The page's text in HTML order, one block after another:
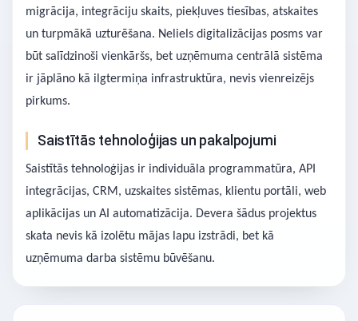
migrācija, integrāciju skaits, piekļuves tiesības, atskaites
un turpmākā uzturēšana. Neliels digitalizācijas posms var
būt salīdzinoši vienkāršs, bet uzņēmuma centrālā sistēma
ir jāplāno kā ilgtermiņa infrastruktūra, nevis vienreizējs
pirkums.
Saistītās tehnoloģijas un pakalpojumi
Saistītās tehnoloģijas ir individuāla programmatūra, API
integrācijas, CRM, uzskaites sistēmas, klientu portāli, web
aplikācijas un AI automatizācija. Devera šādus projektus
skata nevis kā izolētu mājas lapu izstrādi, bet kā
uzņēmuma darba sistēmu būvēšanu.